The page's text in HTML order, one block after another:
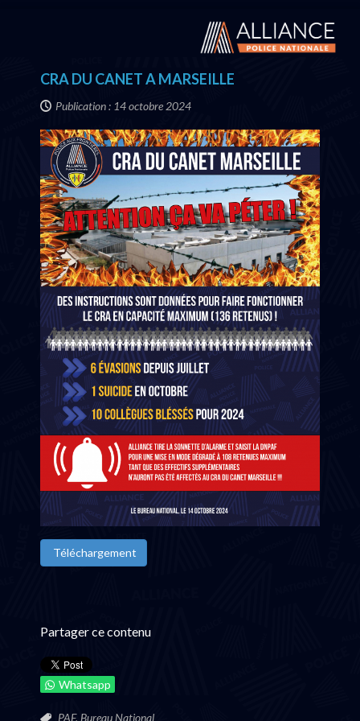
CRA DU CANET A MARSEILLE
Publication : 14 octobre 2024
Téléchargement
Partager ce contenu
Whatsapp
PAF, Bureau National